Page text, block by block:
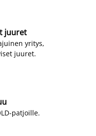
juuret
yritys,
juuret.
patjoille.